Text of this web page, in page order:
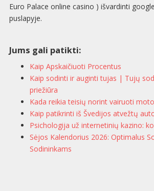
Euro Palace online casino ) išvardinti
puslapyje.
Jums gali patikti:
Kaip Apskaičiuoti Procentus
Kaip sodinti ir auginti tujas | Tujų
priežiūra
Kada reikia teisių norint vairuoti
Kaip patikrinti iš Švedijos atvežtų
Psichologija už internetinių kazino:
Sėjos Kalendorius 2026: Optimalus
Sodininkams